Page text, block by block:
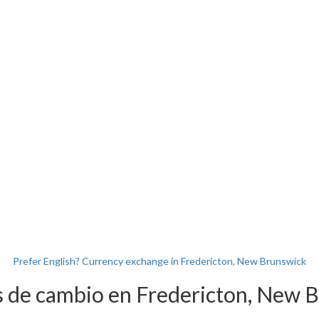
Prefer English? Currency exchange in Fredericton, New Brunswick
de cambio en Fredericton, New